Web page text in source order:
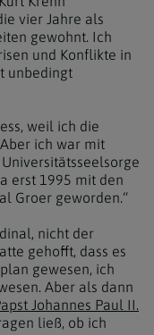
vier Jahre als
gewohnt. Ich
und Konflikte in
unbedingt
weil ich die
ich war mit
erst 1995 mit den
Groer geworden.“
nicht der
gehofft, dass es
gewesen, ich
Aber als dann
Johannes Paul II.
ließ, ob ich